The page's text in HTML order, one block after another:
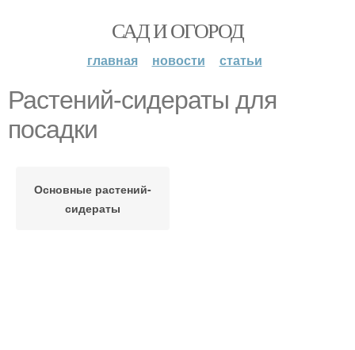
САД И ОГОРОД
главная новости статьи
Растений-сидераты для
посадки
Основные растений-
сидераты